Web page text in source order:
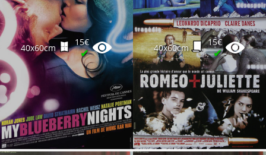
40x60cm
15€
✔ 40x60cm
15€
✔